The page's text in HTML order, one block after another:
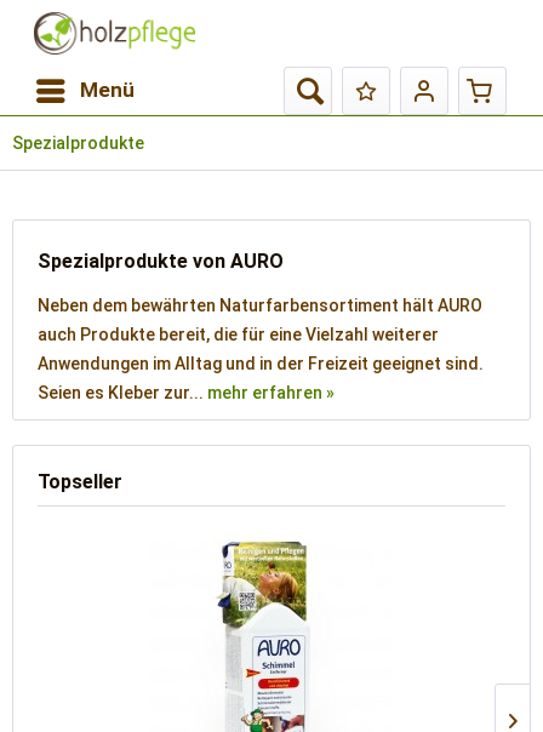
Menü
Spezialprodukte
Spezialprodukte von AURO
Neben dem bewährten Naturfarbensortiment hält AURO
auch Produkte bereit, die für eine Vielzahl weiterer
Anwendungen im Alltag und in der Freizeit geeignet sind.
Seien es Kleber zur... mehr erfahren »
Topseller